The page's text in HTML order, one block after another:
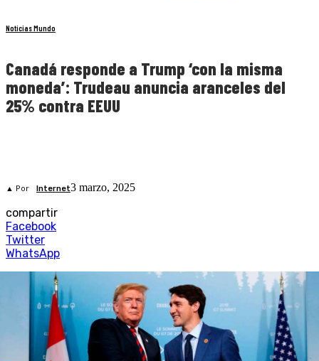
Noticias Mundo
Canadá responde a Trump ‘con la misma
moneda’: Trudeau anuncia aranceles del
25% contra EEUU
▲ Por Internet3 marzo, 2025
compartir
Facebook
Twitter
WhatsApp